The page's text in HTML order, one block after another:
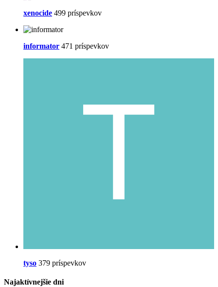
xenocide 499 príspevkov
informator 471 príspevkov
tyso 379 príspevkov
Najaktívnejšie dni